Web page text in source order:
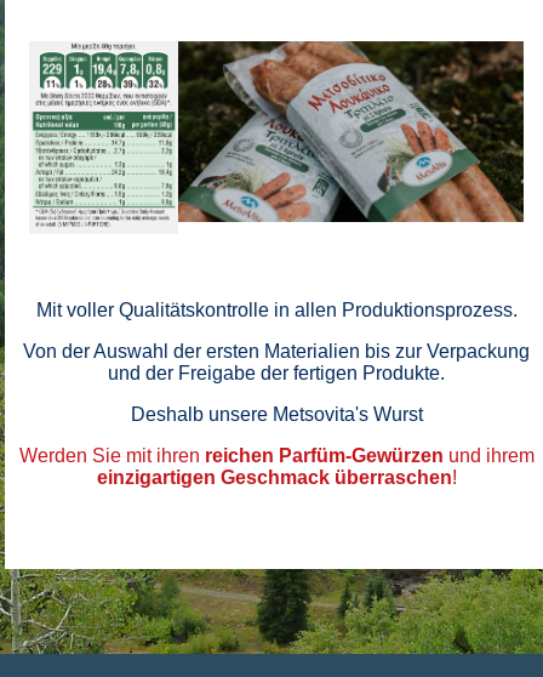
Mit voller Qualitätskontrolle in allen Produktionsprozess.
Von der Auswahl der ersten Materialien bis zur Verpackung
und der Freigabe der fertigen Produkte.
Deshalb unsere Metsovita's Wurst
Werden Sie mit ihren reichen Parfüm-Gewürzen und ihrem
einzigartigen Geschmack überraschen!